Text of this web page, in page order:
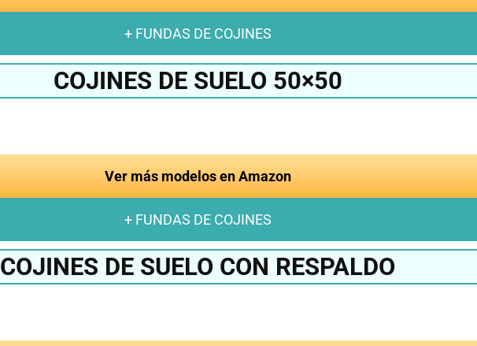
+ FUNDAS DE COJINES
COJINES DE SUELO 50×50
Ver más modelos en Amazon
+ FUNDAS DE COJINES
COJINES DE SUELO CON RESPALDO